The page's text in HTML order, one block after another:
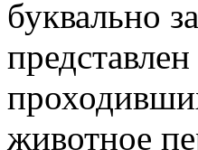
буквально
животное